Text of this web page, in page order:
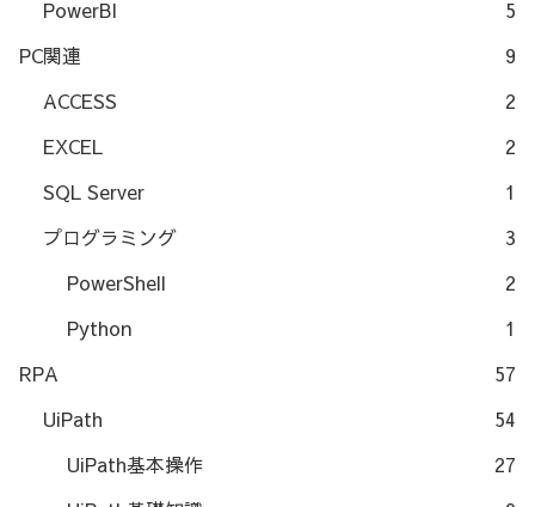
PowerBI
5
PC関連
9
ACCESS
2
EXCEL
2
SQL Server
1
プログラミング
3
PowerShell
2
Python
1
RPA
57
UiPath
54
UiPath基本操作
27